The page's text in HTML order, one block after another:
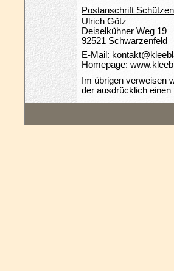
Postanschrift
Ulrich Götz
Deiselkühner Weg 19
92521 Schwarzenfeld
E-Mail:
Homepage:
Im übrigen verweisen
der ausdrücklich